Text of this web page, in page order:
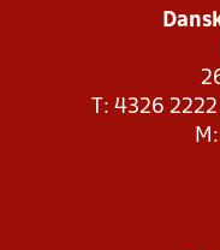
T: 4326
M: